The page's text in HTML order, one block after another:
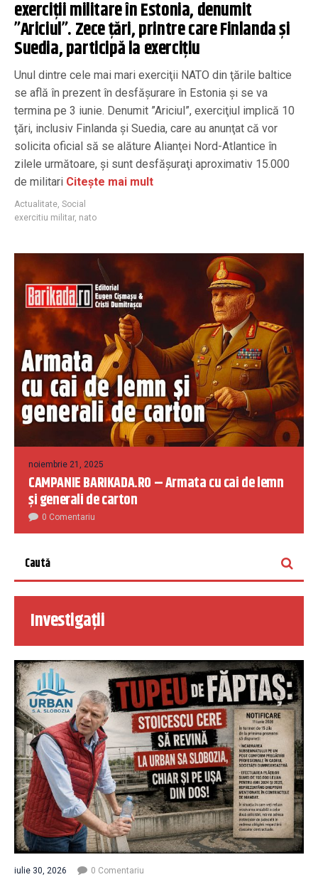
exerciţii militare în Estonia, denumit
”Ariciul”. Zece ţări, printre care Finlanda şi
Suedia, participă la exercițiu
Unul dintre cele mai mari exerciţii NATO din ţările baltice
se află în prezent în desfăşurare în Estonia şi se va
termina pe 3 iunie. Denumit ”Ariciul”, exerciţiul implică 10
ţări, inclusiv Finlanda şi Suedia, care au anunţat că vor
solicita oficial să se alăture Alianţei Nord-Atlantice în
zilele următoare, şi sunt desfăşuraţi aproximativ 15.000
de militari Citește mai mult
Actualitate, Social
exercitiu militar, nato
noiembrie 21, 2025
CAMPANIE BARIKADA.RO – Armata cu cai de lemn
și generali de carton
0 Comentariu
Investigații
iulie 30, 2026 0 Comentariu